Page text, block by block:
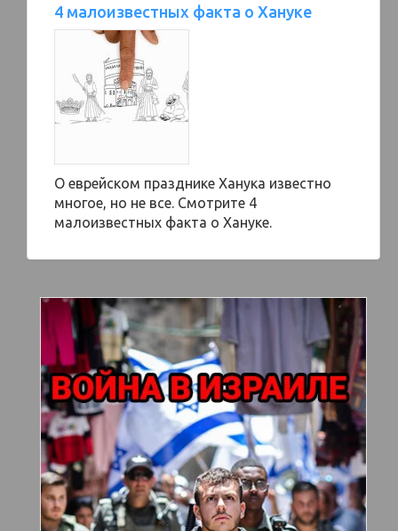
4 малоизвестных факта о Хануке
О еврейском празднике Ханука известно
многое, но не все. Смотрите 4
малоизвестных факта о Хануке.